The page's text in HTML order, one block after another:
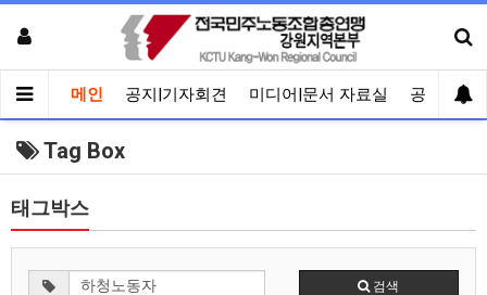
메인 공지|기자회견 미디어|문서 자료실 공유게시
Tag Box
태그박스
검색